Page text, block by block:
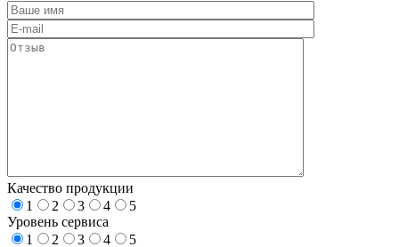
Качество продукции
1
2 3 4
5
Уровень сервиса
1
2 3 4
5